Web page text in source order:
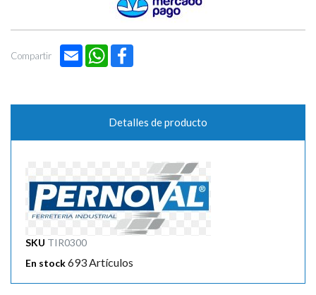
Compartir Email WhatsApp
Detalles de producto
SKU TIR0300
En stock693 Artículos